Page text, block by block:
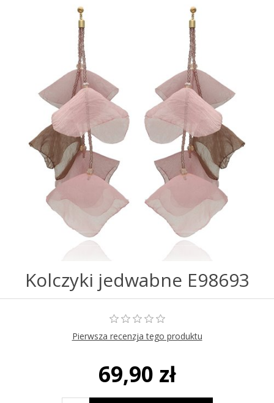
Kolczyki jedwabne E98693
Pierwsza recenzja tego produktu
69,90 zł